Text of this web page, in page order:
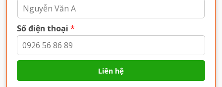
Số điện thoại*
Liên hệ